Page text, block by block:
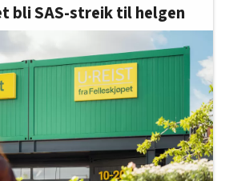
bli SAS-streik til helgen